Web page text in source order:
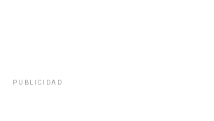
PUBLICIDAD